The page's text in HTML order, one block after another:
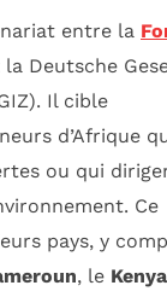
entre la
la Deutsche
Il cible
d’Afrique
ou qui
Ce
pays, y
, le Kenya